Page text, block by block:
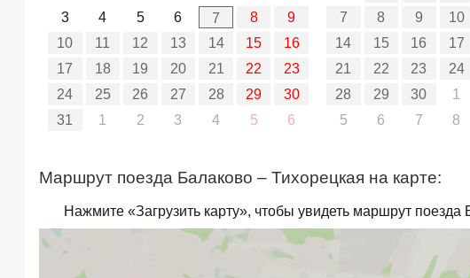
3
4 5 6 7 8
9
10
11 12 13 14 15
16
17
18 19 20 21 22
23
24
25 26 27 28 29
30
31
1 2 3 4 5 6
7
8 9 10
14
15 16 17
21
22 23 24
28
29 30 1
5
6 7 8
Маршрут поезда Балаково – Тихорецкая на карте:
Нажмите «Загрузить карту», чтобы увидеть маршрут